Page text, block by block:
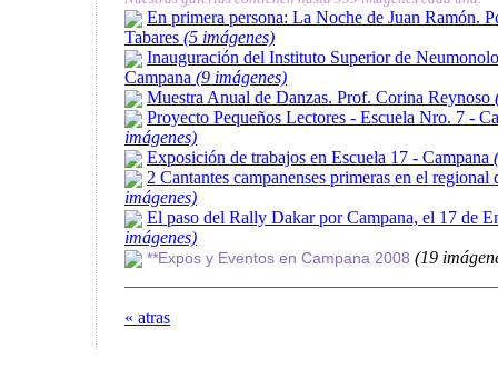
En primera persona: La Noche de Juan Ramón.
Tabares (5 imágenes)
Inauguración del Instituto Superior de
Campana (9 imágenes)
Muestra Anual de Danzas. Prof. Corina Reynoso
Proyecto Pequeños Lectores - Escuela Nro. 7 -
imágenes)
Exposición de trabajos en Escuela 17 - Campana
2 Cantantes campanenses primeras en el regional
imágenes)
El paso del Rally Dakar por Campana, el 17 de
imágenes)
**Expos y Eventos en Campana 2008 (19
« atras